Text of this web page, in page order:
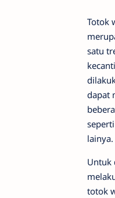
Totok
satu
dapat
lainya.
Untuk
totok